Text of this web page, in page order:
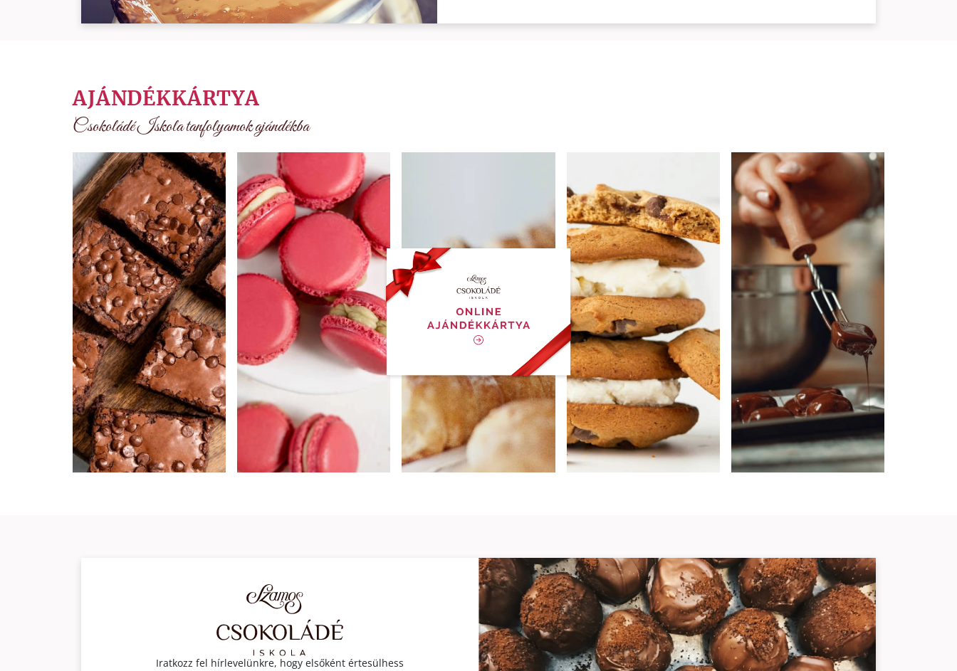
AJÁNDÉKKÁRTYA
Csokoládé Iskola tanfolyamok ajándékba
Iratkozz fel hírlevelünkre, hogy elsőként értesülhess